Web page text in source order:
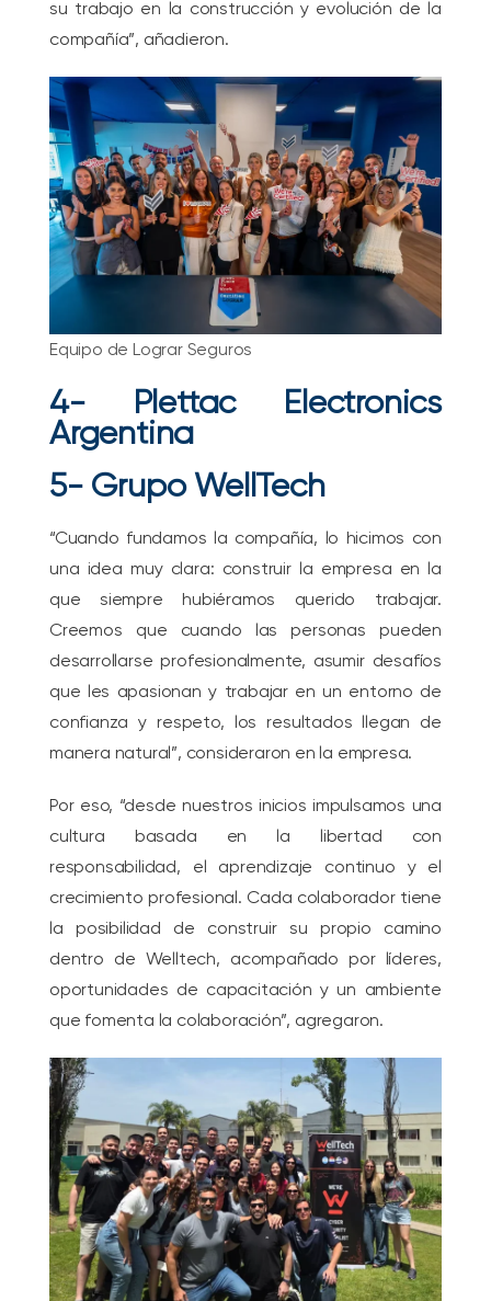
su trabajo en la construcción y evolución de la
compañía”, añadieron.
Equipo de Lograr Seguros
4- Plettac Electronics
Argentina
5- Grupo WellTech
“Cuando fundamos la compañía, lo hicimos con
una idea muy clara: construir la empresa en la
que siempre hubiéramos querido trabajar.
Creemos que cuando las personas pueden
desarrollarse profesionalmente, asumir desafíos
que les apasionan y trabajar en un entorno de
confianza y respeto, los resultados llegan de
manera natural”, consideraron en la empresa.
Por eso, “desde nuestros inicios impulsamos una
cultura basada en la libertad con
responsabilidad, el aprendizaje continuo y el
crecimiento profesional. Cada colaborador tiene
la posibilidad de construir su propio camino
dentro de Welltech, acompañado por líderes,
oportunidades de capacitación y un ambiente
que fomenta la colaboración”, agregaron.